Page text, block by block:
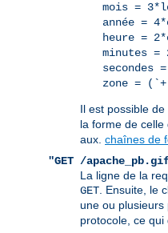
mois =
année =
heure =
minutes
secondes
zone =
Il est possible
la forme de celle
aux. chaînes de
"GET /
La ligne de la
GET. Ensuite, le
une ou
protocole, ce